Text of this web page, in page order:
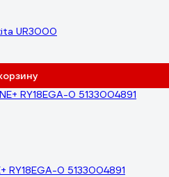
UR3000
RY18EGA-0 5133004891